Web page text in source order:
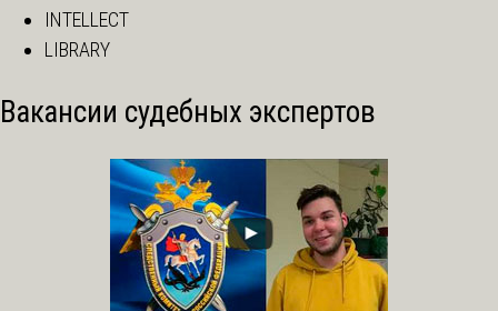
INTELLECT
LIBRARY
Вакансии судебных экспертов